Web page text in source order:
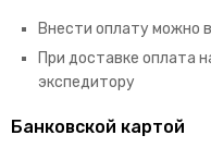
Внести оплату можно
При доставке оплата
экспедитору
Банковской картой